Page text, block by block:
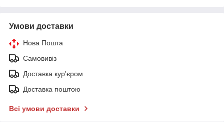
Умови доставки
Нова Пошта
Самовивіз
Доставка кур'єром
Доставка поштою
Всі умови доставки